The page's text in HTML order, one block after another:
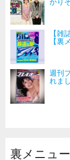
【雑
【裏
週刊
れま
裏メニュ